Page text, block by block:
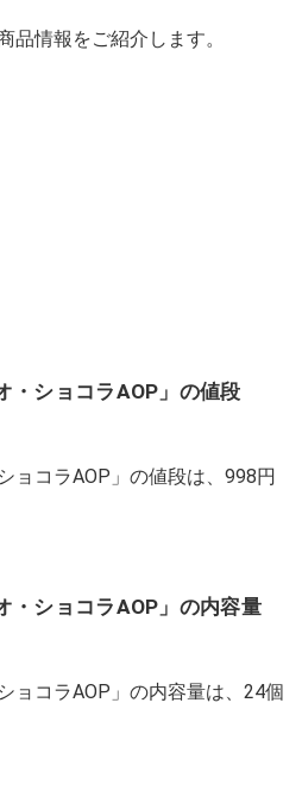
品情報をご紹介します。
・ショコラAOP」の値段
ョコラAOP」の値段は、998円
・ショコラAOP」の内容量
ョコラAOP」の内容量は、24個